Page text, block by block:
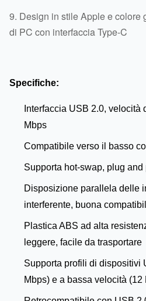
9. Design in stile Apple e colore
di PC con interfaccia Type-C
Specifiche:
Interfaccia USB 2.0, velocità
Mbps
Compatibile verso il basso
Supporta hot-swap, plug
Disposizione parallela delle
interferente, buona
Plastica ABS ad alta
leggere, facile da trasportare
Supporta profili di dispositivi
Mbps) e a bassa velocità (12